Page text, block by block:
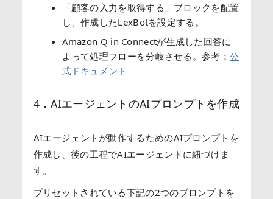
「顧客の入力を取得する」ブロックを配置
し、作成したLexBotを設定する。
Amazon Q in Connectが生成した回答に
よって処理フローを分岐させる。参考： 公
式ドキュメント
4．AIエージェントのAIプロンプトを作成
AIエージェントが動作するためのAIプロンプトを
作成し、後の工程でAIエージェントに紐づけま
す。
プリセットされている下記の2つのプロンプトを